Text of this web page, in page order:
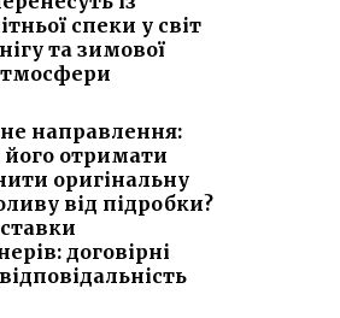
спеки у світ
та зимової
направлення:
його отримати
оригінальну
від підробки?
договірні